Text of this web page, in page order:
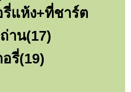
แห้ง+ที่ชาร์ต
าน(17)
รี่(19)